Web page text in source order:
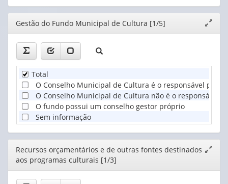
Editor
janela
Gestão do Fundo Municipal de Cultura [1/5]
Total
O Conselho Municipal de Cultura é o responsável pela
O Conselho Municipal de Cultura não é o responsável
O fundo possui um conselho gestor próprio
Sem informação
Editor
Recursos orçamentários e de outras fontes destinados
aos programas culturais [1/3]